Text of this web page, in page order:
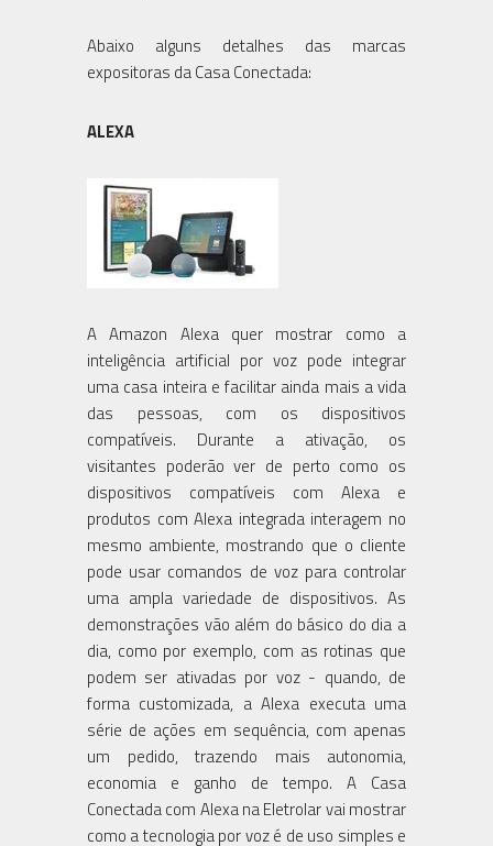
Abaixo alguns detalhes das marcas
expositoras da Casa Conectada:
ALEXA
A Amazon Alexa quer mostrar como a
inteligência artificial por voz pode integrar
uma casa inteira e facilitar ainda mais a vida
das pessoas, com os dispositivos
compatíveis. Durante a ativação, os
visitantes poderão ver de perto como os
dispositivos compatíveis com Alexa e
produtos com Alexa integrada interagem no
mesmo ambiente, mostrando que o cliente
pode usar comandos de voz para controlar
uma ampla variedade de dispositivos. As
demonstrações vão além do básico do dia a
dia, como por exemplo, com as rotinas que
podem ser ativadas por voz - quando, de
forma customizada, a Alexa executa uma
série de ações em sequência, com apenas
um pedido, trazendo mais autonomia,
economia e ganho de tempo. A Casa
Conectada com Alexa na Eletrolar vai mostrar
como a tecnologia por voz é de uso simples e